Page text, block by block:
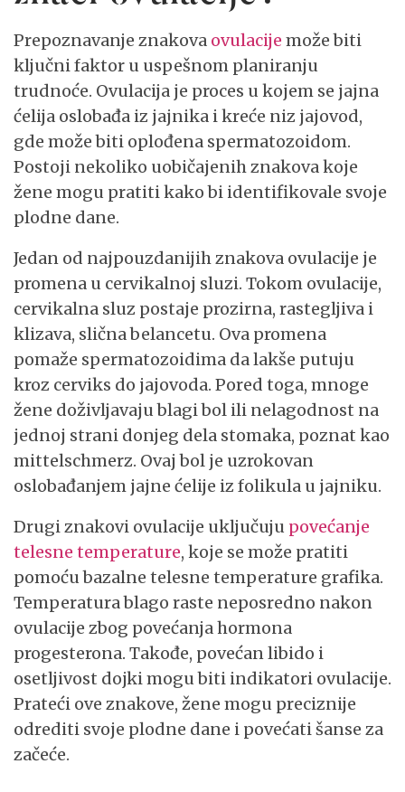
Prepoznavanje znakova ovulacije može biti
ključni faktor u uspešnom planiranju
trudnoće. Ovulacija je proces u kojem se jajna
ćelija oslobađa iz jajnika i kreće niz jajovod,
gde može biti oplođena spermatozoidom.
Postoji nekoliko uobičajenih znakova koje
žene mogu pratiti kako bi identifikovale svoje
plodne dane.
Jedan od najpouzdanijih znakova ovulacije je
promena u cervikalnoj sluzi. Tokom ovulacije,
cervikalna sluz postaje prozirna, rastegljiva i
klizava, slična belancetu. Ova promena
pomaže spermatozoidima da lakše putuju
kroz cerviks do jajovoda. Pored toga, mnoge
žene doživljavaju blagi bol ili nelagodnost na
jednoj strani donjeg dela stomaka, poznat kao
mittelschmerz. Ovaj bol je uzrokovan
oslobađanjem jajne ćelije iz folikula u jajniku.
Drugi znakovi ovulacije uključuju povećanje
telesne temperature, koje se može pratiti
pomoću bazalne telesne temperature grafika.
Temperatura blago raste neposredno nakon
ovulacije zbog povećanja hormona
progesterona. Takođe, povećan libido i
osetljivost dojki mogu biti indikatori ovulacije.
Prateći ove znakove, žene mogu preciznije
odrediti svoje plodne dane i povećati šanse za
začeće.